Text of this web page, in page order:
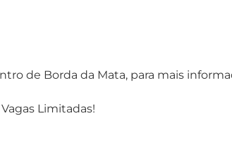
de Borda da Mata, para mais
Limitadas!